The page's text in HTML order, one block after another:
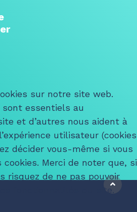
sur notre site web.
sont essentiels au
et d’autres nous aident à
utilisateur (cookies
décider vous-même si vous
Merci de noter que, si
risquez de ne pas pouvoir
fonctionnalités du site.